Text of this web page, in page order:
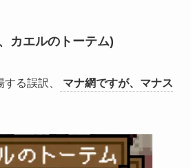
カエルのトーテム)
る誤訳、
マナ網ですが、マナス